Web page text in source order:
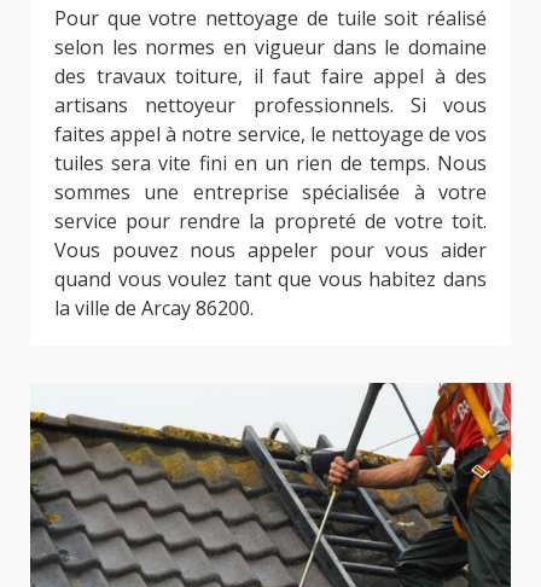
Pour que votre nettoyage de tuile soit réalisé
selon les normes en vigueur dans le domaine
des travaux toiture, il faut faire appel à des
artisans nettoyeur professionnels. Si vous
faites appel à notre service, le nettoyage de vos
tuiles sera vite fini en un rien de temps. Nous
sommes une entreprise spécialisée à votre
service pour rendre la propreté de votre toit.
Vous pouvez nous appeler pour vous aider
quand vous voulez tant que vous habitez dans
la ville de Arcay 86200.